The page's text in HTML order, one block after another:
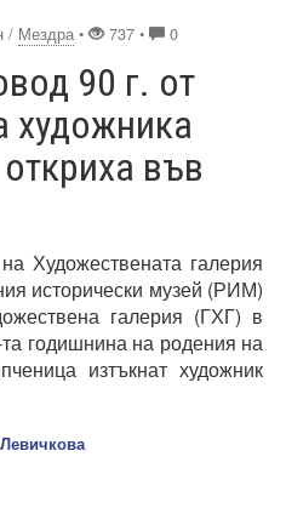
/ Мездра • 737 • 0
90 г. от
художника
във
Художествената галерия
исторически музей (РИМ)
галерия (ГХГ) в
годишнина на родения на
изтъкнат художник